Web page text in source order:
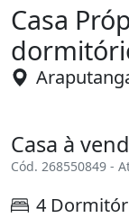
Voltar
Casa
Casa à
Cód. 268550849 -
4